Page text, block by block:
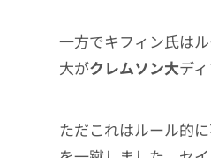
一方でキフィン氏は
大がクレムソン大デ
ただこれはルール的